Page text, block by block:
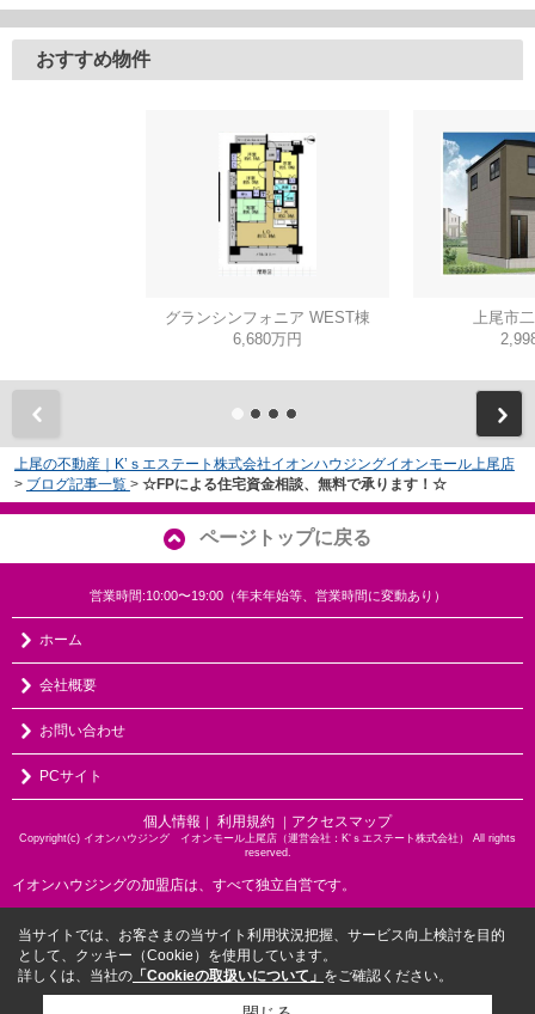
おすすめ物件
グランシンフォニア WEST棟
6,680万円
上尾市
上尾の不動産｜K’ｓエステート株式会社イオンハウジングイオンモール上尾店
> ブログ記事一覧 > ☆FPによる住宅資金相談、無料で承ります！☆
ページトップに戻る
営業時間:10:00〜19:00（年末年始等、営業時間に変動あり）
ホーム
会社概要
お問い合わせ
PCサイト
個人情報 ｜ 利用規約 ｜ アクセスマップ
Copyright(c) イオンハウジング イオンモール上尾店（運営会社：K‘ｓエステート株式会社） All rights
reserved.
イオンハウジングの加盟店は、すべて独立自営です。
当サイトでは、お客さまの当サイト利用状況把握、サービス向上検討を目的
として、クッキー（Cookie）を使用しています。
詳しくは、当社の 「Cookieの取扱いについて」 をご確認ください。